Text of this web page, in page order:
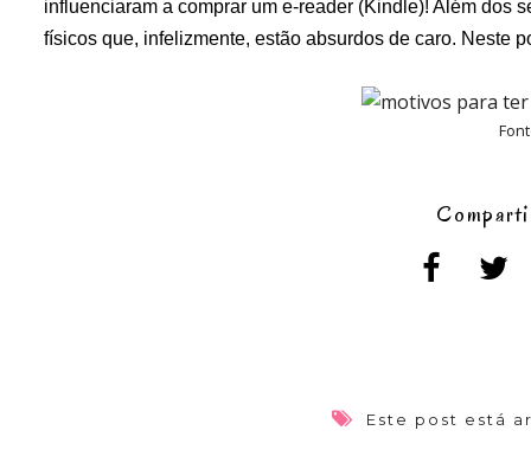
influenciaram a comprar um e-reader (Kindle)! Além dos
físicos que, infelizmente, estão absurdos de caro. Neste
Este post está